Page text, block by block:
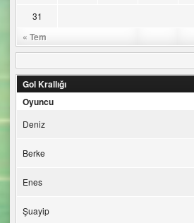
« Tem
31
Gol Krallığı
Oyuncu
Deniz
Berke
Enes
Şuayip